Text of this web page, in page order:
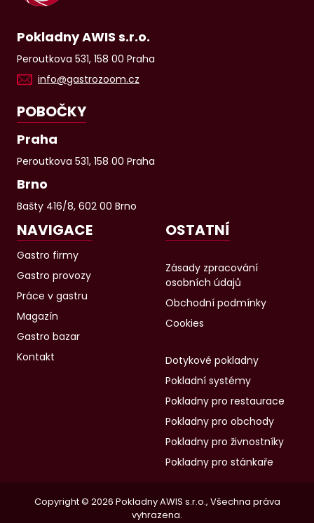
Pokladny AWIS s.r.o.
Peroutkova 531, 158 00 Praha
info@gastrozoom.cz
POBOČKY
Praha
Peroutkova 531, 158 00 Praha
Brno
Bašty 416/8, 602 00 Brno
NAVIGACE
Gastro firmy
Gastro provozy
Práce v gastru
Magazín
Gastro bazar
Kontakt
OSTATNÍ
Zásady zpracování
osobních údajů
Obchodní podmínky
Cookies
Dotykové pokladny
Pokladní systémy
Pokladny pro restaurace
Pokladny pro obchody
Pokladny pro živnostníky
Pokladny pro stánkaře
Copyright © 2026 Pokladny AWIS s.r.o., Všechna práva
vyhrazena.